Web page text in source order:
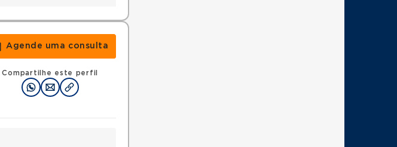
Agende uma consulta
Compartilhe este perfil